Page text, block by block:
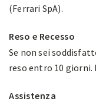
(Ferrari SpA).
Reso e Recesso
Se non sei
reso entro 10 giorni.
Assistenza